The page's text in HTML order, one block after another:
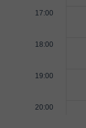
17:00
18:00
19:00
20:00